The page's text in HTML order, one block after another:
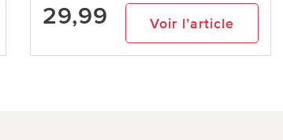
29,99 Voir l’article